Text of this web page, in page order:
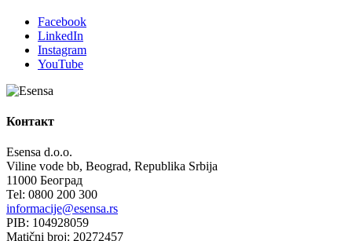
Facebook
LinkedIn
Instagram
YouTube
Контакт
Esensa d.o.o.
Viline vode bb, Beograd, Republika Srbija
11000 Београд
Tel: 0800 200 300
informacije@esensa.rs
PIB: 104928059
Matični broj: 20272457